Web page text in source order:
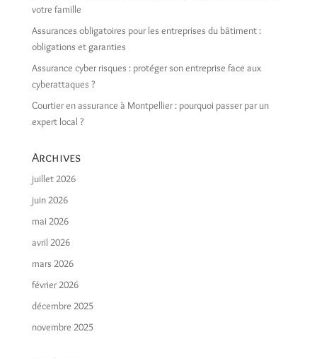
votre famille
Assurances obligatoires pour les entreprises du bâtiment :
obligations et garanties
Assurance cyber risques : protéger son entreprise face aux
cyberattaques ?
Courtier en assurance à Montpellier : pourquoi passer par un
expert local ?
Archives
juillet 2026
juin 2026
mai 2026
avril 2026
mars 2026
février 2026
décembre 2025
novembre 2025